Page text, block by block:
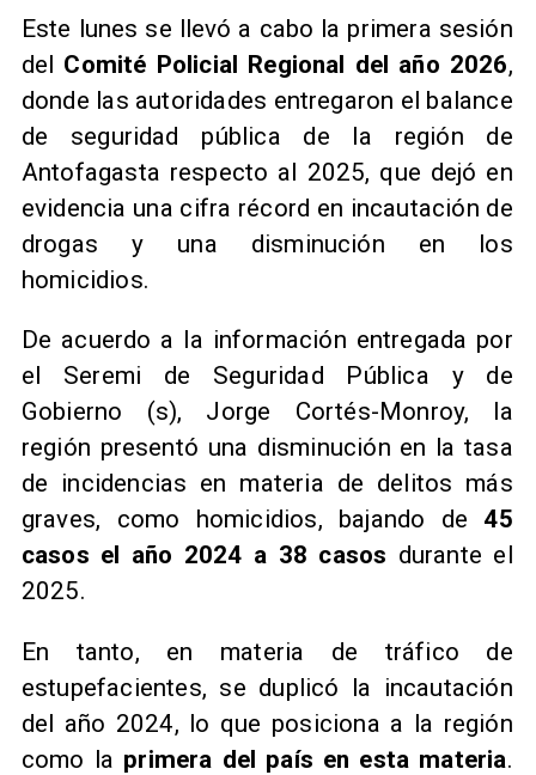
Este lunes se llevó a cabo la primera sesión
del Comité Policial Regional del año 2026,
donde las autoridades entregaron el balance
de seguridad pública de la región de
Antofagasta respecto al 2025, que dejó en
evidencia una cifra récord en incautación de
drogas y una disminución en los
homicidios.
De acuerdo a la información entregada por
el Seremi de Seguridad Pública y de
Gobierno (s), Jorge Cortés-Monroy, la
región presentó una disminución en la tasa
de incidencias en materia de delitos más
graves, como homicidios, bajando de 45
casos el año 2024 a 38 casos durante el
2025.
En tanto, en materia de tráfico de
estupefacientes, se duplicó la incautación
del año 2024, lo que posiciona a la región
como la primera del país en esta materia.